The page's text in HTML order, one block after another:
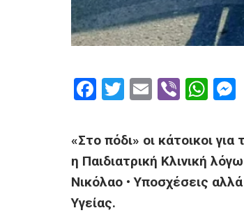
F
ce
b
o
o
T
tt
er
E
ail
Vi
er
W
at
s
A
n
«Στο πόδι» οι κάτοικοι
η Παιδιατρική Κλινική
Νικόλαο • Υποσχέσεις
Υγείας.